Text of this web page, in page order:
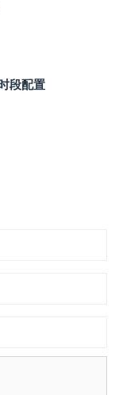
段配置